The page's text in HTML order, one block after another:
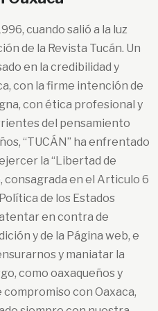
cuando salió a la luz
de la Revista Tucán. Un
en la credibilidad y
con la firme intención de
con ética profesional y
del pensamiento
“TUCÁN” ha enfrentado
la “Libertad de
consagrada en el Articulo 6
de los Estados
en contra de
y de la Página web, e
y maniatar la
como oaxaqueños y
con Oaxaca,